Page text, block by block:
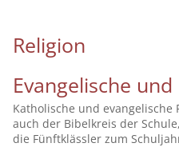
Religion
Evangelische
Katholische und
auch der Bibelkreis der
die Fünftklässler zum